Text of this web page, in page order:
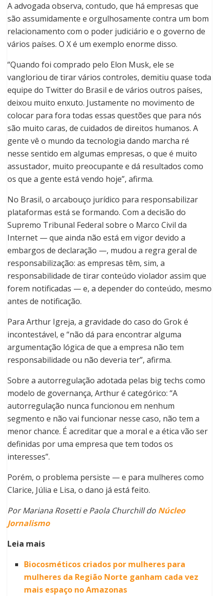
A advogada observa, contudo, que há empresas que
são assumidamente e orgulhosamente contra um bom
relacionamento com o poder judiciário e o governo de
vários países. O X é um exemplo enorme disso.
“Quando foi comprado pelo Elon Musk, ele se
vangloriou de tirar vários controles, demitiu quase toda
equipe do Twitter do Brasil e de vários outros países,
deixou muito enxuto. Justamente no movimento de
colocar para fora todas essas questões que para nós
são muito caras, de cuidados de direitos humanos. A
gente vê o mundo da tecnologia dando marcha ré
nesse sentido em algumas empresas, o que é muito
assustador, muito preocupante e dá resultados como
os que a gente está vendo hoje”, afirma.
No Brasil, o arcabouço jurídico para responsabilizar
plataformas está se formando. Com a decisão do
Supremo Tribunal Federal sobre o Marco Civil da
Internet — que ainda não está em vigor devido a
embargos de declaração —, mudou a regra geral de
responsabilização: as empresas têm, sim, a
responsabilidade de tirar conteúdo violador assim que
forem notificadas — e, a depender do conteúdo, mesmo
antes de notificação.
Para Arthur Igreja, a gravidade do caso do Grok é
incontestável, e “não dá para encontrar alguma
argumentação lógica de que a empresa não tem
responsabilidade ou não deveria ter”, afirma.
Sobre a autorregulação adotada pelas big techs como
modelo de governança, Arthur é categórico: “A
autorregulação nunca funcionou em nenhum
segmento e não vai funcionar nesse caso, não tem a
menor chance. É acreditar que a moral e a ética vão ser
definidas por uma empresa que tem todos os
interesses”.
Porém, o problema persiste — e para mulheres como
Clarice, Júlia e Lisa, o dano já está feito.
Por Mariana Rosetti e Paola Churchill do Núcleo
Jornalismo
Leia mais
Biocosméticos criados por mulheres para
mulheres da Região Norte ganham cada vez
mais espaço no Amazonas